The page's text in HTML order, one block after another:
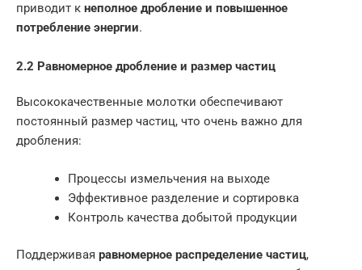
приводит к неполное дробление и повышенное
потребление энергии.
2.2 Равномерное дробление и размер частиц
Высококачественные молотки обеспечивают
постоянный размер частиц, что очень важно для
дробления:
Процессы измельчения на выходе
Эффективное разделение и сортировка
Контроль качества добытой продукции
Поддерживая равномерное распределение частиц,